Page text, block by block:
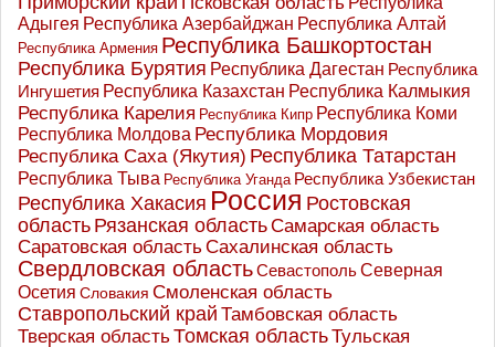
Адыгея Республика Азербайджан Республика Алтай
Республика Армения Республика Башкортостан
Республика Бурятия Республика Дагестан Республика
Ингушетия Республика Казахстан Республика Калмыкия
Республика Карелия Республика Кипр Республика Коми
Республика Молдова Республика Мордовия
Республика Саха (Якутия) Республика Татарстан
Республика Тыва Республика Уганда Республика Узбекистан
Республика Хакасия Россия Ростовская
область Рязанская областьСамарская область
Саратовская областьСахалинская область
Свердловская областьСевастопольСеверная
Осетия Словакия Смоленская область
Ставропольский край Тамбовская область
Тверская областьТомская областьТульская